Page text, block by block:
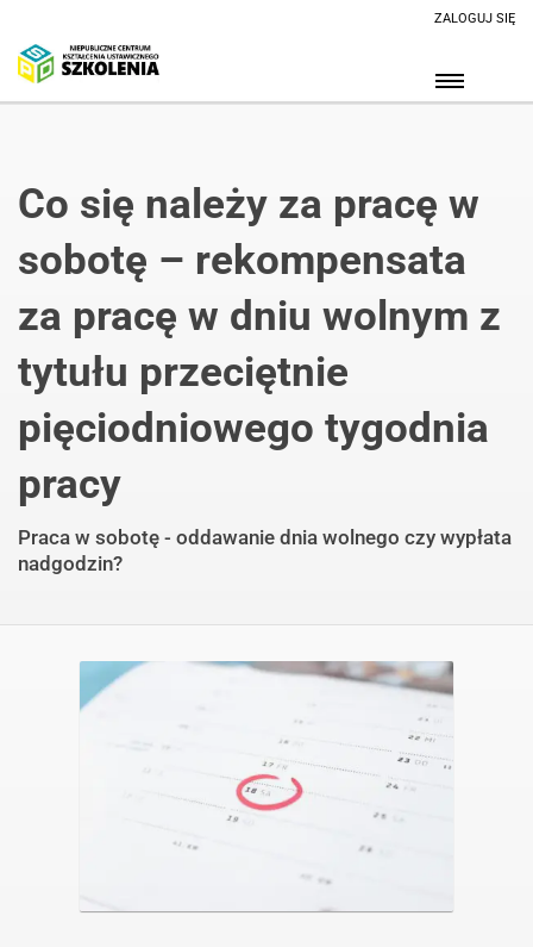
ZALOGUJ SIĘ
Co się należy za pracę w
sobotę – rekompensata
za pracę w dniu wolnym z
tytułu przeciętnie
pięciodniowego tygodnia
pracy
Praca w sobotę - oddawanie dnia wolnego czy wypłata
nadgodzin?